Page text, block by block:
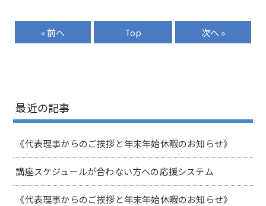
« 前へ Top 次へ »
最近の記事
《代表理事からのご挨拶と年末年始休暇のお知らせ》
講座スケジュールが合わない方への応援システム
《代表理事からのご挨拶と年末年始休暇のお知らせ》